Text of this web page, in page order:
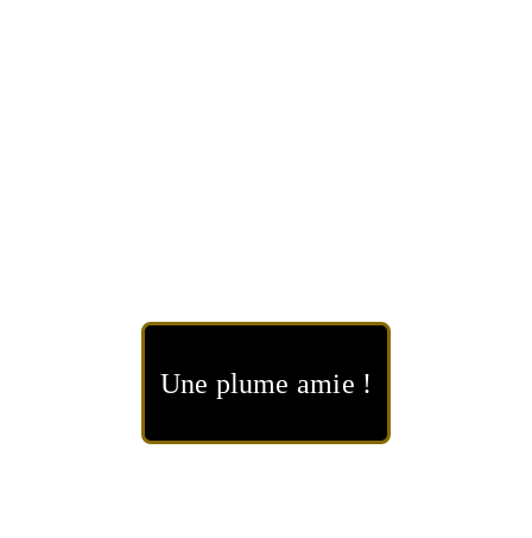
Une plume amie !